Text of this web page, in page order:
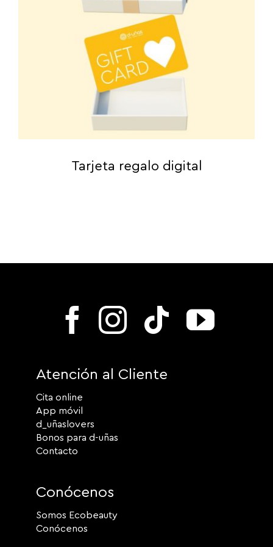
Tarjeta regalo digital
Atención al Cliente
Cita online
App móvil
d_uñaslovers
Bonos para d-uñas
Contacto
Conócenos
Somos Ecobeauty
Conócenos